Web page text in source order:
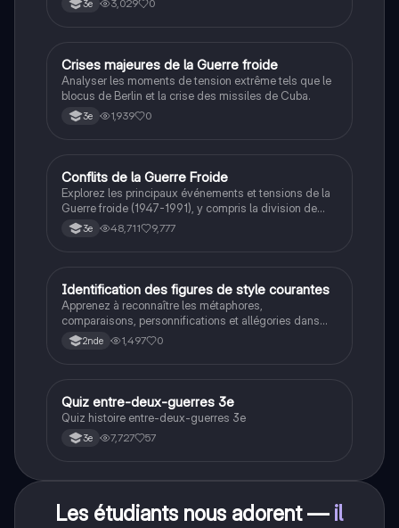
3e 3,029 0
CHistoire
Crises majeures de la Guerre froide
Analyser les moments de tension extrême tels que le
blocus de Berlin et la crise des missiles de Cuba.
3e 1,939 0
Histoire
Conflits de la Guerre Froide
Explorez les principaux événements et tensions de la
Guerre froide (1947-1991), y compris la division de
l'Allemagne, la crise de Cuba, la guerre du Vietnam, et
la course à l'espace. Cette fiche de révision couvre les
historique.
3e 48,711 9,777
IFrançais
Identification des figures de style courantes
Apprenez à reconnaître les métaphores,
comparaisons, personnifications et allégories dans
des phrases simples.
2nde 1,497 0
QHistoire
Quiz entre-deux-guerres 3e
Quiz histoire entre-deux-guerres 3e
3e 7,727 57
Les étudiants nous adorent — il